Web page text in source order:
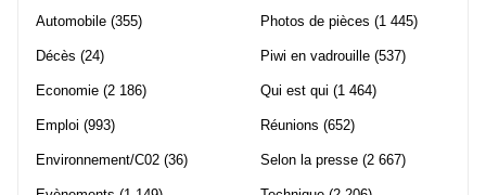
Automobile (355)
Décès (24)
Economie (2 186)
Emploi (993)
Environnement/C02 (36)
Photos de pièces (1 445)
Piwi en vadrouille (537)
Qui est qui (1 464)
Réunions (652)
Selon la presse (2 667)